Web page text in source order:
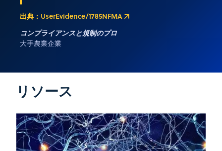
出典：UserEvidence/1785NFMA
コンプライアンスと規制のプロ
大手農業企業
リソース